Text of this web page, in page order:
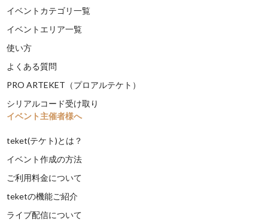
イベントカテゴリ一覧
イベントエリア一覧
使い方
よくある質問
PRO ARTEKET（プロアルテケト）
シリアルコード受け取り
イベント主催者様へ
teket(テケト)とは？
イベント作成の方法
ご利用料金について
teketの機能ご紹介
ライブ配信について